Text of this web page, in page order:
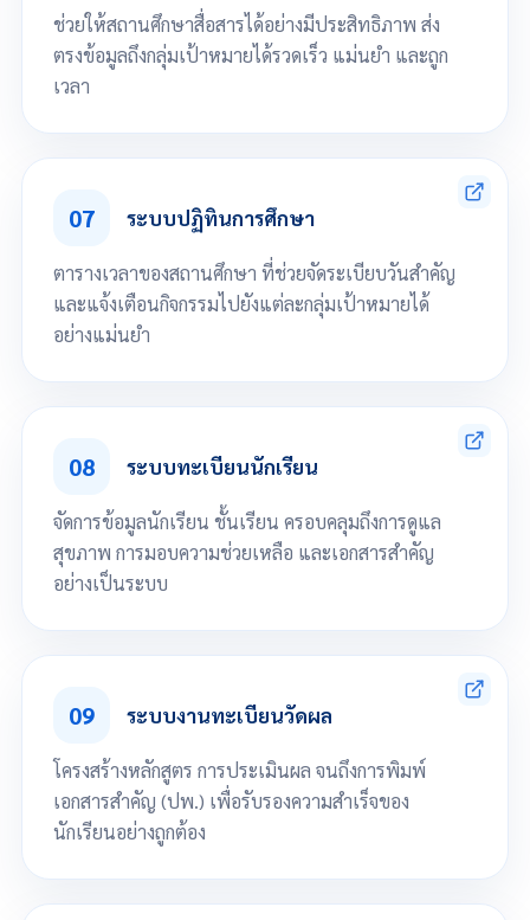
นำเข้ารับชำระเงินจากธนาคาร
ตรวจสอบการชำระเงินของนักเรียน
รายงานรายรับการชำระเงินนักเรียน
รายงานการตัดบัญชีธนาคาร
เลื่อนลงเพื่อดูทั้งหมด
ช่วยให้สถานศึกษาสื่อสารได้อย่างมีประสิทธิภาพ ส่ง
ตรงข้อมูลถึงกลุ่มเป้าหมายได้รวดเร็ว แม่นยำ และถูก
เวลา
แจ้งประกาศข่าวสารผ่าน Web ตามวันเวลาที่กำหนดไปยังกลุ่มเป้าหมาย
07 ระบบปฏิทินการศึกษา
ตารางเวลาของสถานศึกษา ที่ช่วยจัดระเบียบวันสำคัญ
และแจ้งเตือนกิจกรรมไปยังแต่ละกลุ่มเป้าหมายได้
อย่างแม่นยำ
จัดการปฏิทินการศึกษาโดยกำหนดวันสำคัญต่างๆ ของสถานศึกษาได้
กำหนดวันหยุดวันนักขัตฤกษ์ ของสถานศึกษา
แสดงข้อความปฏิทินโดยกำหนดให้แสดงเป็นกลุ่มครู กลุ่มนักเรียน หรือกลุ่ม
08 ระบบทะเบียนนักเรียน
จัดการข้อมูลนักเรียน ชั้นเรียน ครอบคลุมถึงการดูแล
สุขภาพ การมอบความช่วยเหลือ และเอกสารสำคัญ
อย่างเป็นระบบ
จัดการข้อมูลนักเรียน
จัดการข้อมูลรางวัล และ ผลงานของนักเรียน
แสดงข้อมูลสุขภาพของนักเรียน
จัดการข้อมูลพิการ และ ด้อยโอกาสของนักเรียน
นำเข้าข้อมูลนักเรียน
ออกรายงานข้อมูลนักเรียน
09 ระบบงานทะเบียนวัดผล
โครงสร้างหลักสูตร การประเมินผล จนถึงการพิมพ์
เอกสารสำคัญ (ปพ.) เพื่อรับรองความสำเร็จของ
นักเรียนอย่างถูกต้อง
จัดการโครงสร้างหลักสูตร เช่น จัดการหมวดภาคเรียน, จัดการคาบเรียน,